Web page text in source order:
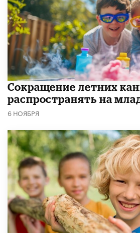
Сокращение летних
распространять на
6 НОЯБРЯ